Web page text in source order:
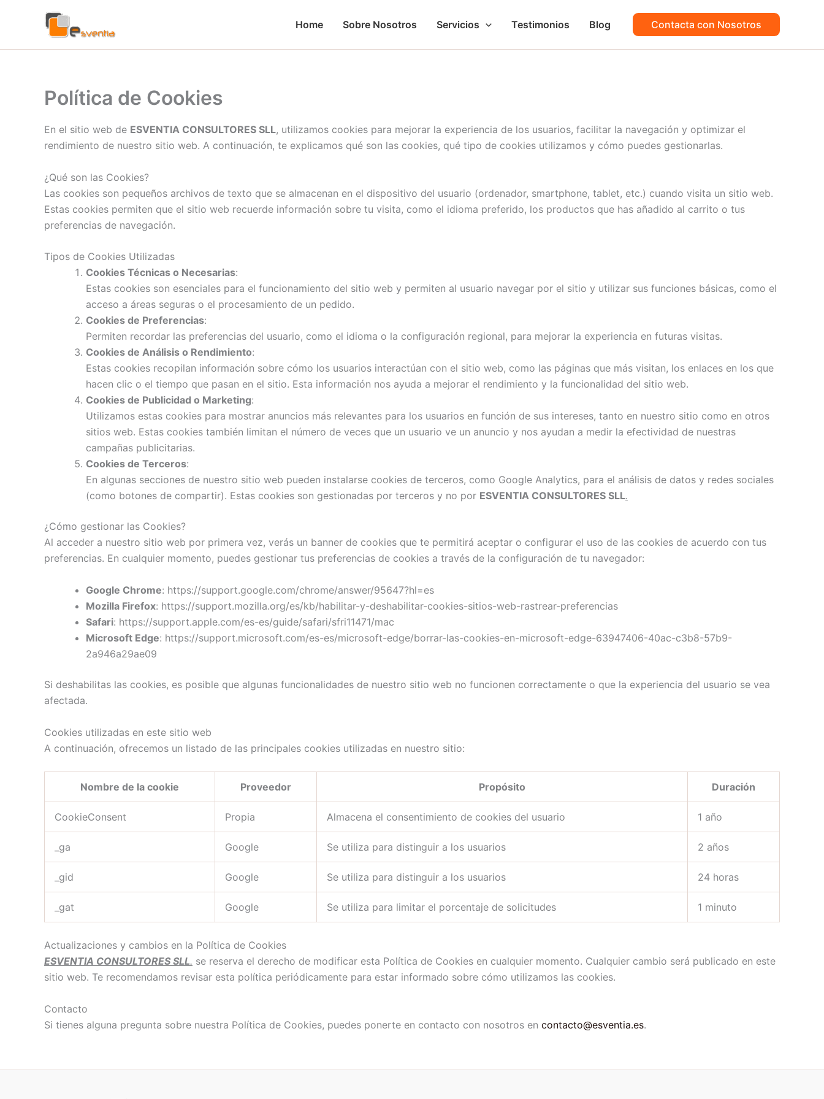
Home Sobre Nosotros Servicios Testimonios Blog Contacta con Nosotros
Política de Cookies
En el sitio web de ESVENTIA CONSULTORES SLL, utilizamos cookies para mejorar la experiencia de los usuarios, facilitar la navegación y optimizar el
rendimiento de nuestro sitio web. A continuación, te explicamos qué son las cookies, qué tipo de cookies utilizamos y cómo puedes gestionarlas.
¿Qué son las Cookies?
Las cookies son pequeños archivos de texto que se almacenan en el dispositivo del usuario (ordenador, smartphone, tablet, etc.) cuando visita un sitio web.
Estas cookies permiten que el sitio web recuerde información sobre tu visita, como el idioma preferido, los productos que has añadido al carrito o tus
preferencias de navegación.
Tipos de Cookies Utilizadas
Cookies Técnicas o Necesarias:
Estas cookies son esenciales para el funcionamiento del sitio web y permiten al usuario navegar por el sitio y utilizar sus funciones básicas, como el
acceso a áreas seguras o el procesamiento de un pedido.
Cookies de Preferencias:
Permiten recordar las preferencias del usuario, como el idioma o la configuración regional, para mejorar la experiencia en futuras visitas.
Cookies de Análisis o Rendimiento:
Estas cookies recopilan información sobre cómo los usuarios interactúan con el sitio web, como las páginas que más visitan, los enlaces en los que
hacen clic o el tiempo que pasan en el sitio. Esta información nos ayuda a mejorar el rendimiento y la funcionalidad del sitio web.
Cookies de Publicidad o Marketing:
Utilizamos estas cookies para mostrar anuncios más relevantes para los usuarios en función de sus intereses, tanto en nuestro sitio como en otros
sitios web. Estas cookies también limitan el número de veces que un usuario ve un anuncio y nos ayudan a medir la efectividad de nuestras
campañas publicitarias.
Cookies de Terceros:
En algunas secciones de nuestro sitio web pueden instalarse cookies de terceros, como Google Analytics, para el análisis de datos y redes sociales
(como botones de compartir). Estas cookies son gestionadas por terceros y no por ESVENTIA CONSULTORES SLL.
¿Cómo gestionar las Cookies?
Al acceder a nuestro sitio web por primera vez, verás un banner de cookies que te permitirá aceptar o configurar el uso de las cookies de acuerdo con tus
preferencias. En cualquier momento, puedes gestionar tus preferencias de cookies a través de la configuración de tu navegador:
Google Chrome: https://support.google.com/chrome/answer/95647?hl=es
Mozilla Firefox: https://support.mozilla.org/es/kb/habilitar-y-deshabilitar-cookies-sitios-web-rastrear-preferencias
Safari: https://support.apple.com/es-es/guide/safari/sfri11471/mac
Microsoft Edge: https://support.microsoft.com/es-es/microsoft-edge/borrar-las-cookies-en-microsoft-edge-63947406-40ac-c3b8-57b9-
2a946a29ae09
Si deshabilitas las cookies, es posible que algunas funcionalidades de nuestro sitio web no funcionen correctamente o que la experiencia del usuario se vea
afectada.
Cookies utilizadas en este sitio web
A continuación, ofrecemos un listado de las principales cookies utilizadas en nuestro sitio:
Nombre de la cookie Proveedor Propósito Duración
CookieConsent Propia Almacena el consentimiento de cookies del usuario 1 año
_ga Google Se utiliza para distinguir a los usuarios 2 años
_gid Google Se utiliza para distinguir a los usuarios 24 horas
_gat Google Se utiliza para limitar el porcentaje de solicitudes 1 minuto
Actualizaciones y cambios en la Política de Cookies
ESVENTIA CONSULTORES SLL. se reserva el derecho de modificar esta Política de Cookies en cualquier momento. Cualquier cambio será publicado en este
sitio web. Te recomendamos revisar esta política periódicamente para estar informado sobre cómo utilizamos las cookies.
Contacto
Si tienes alguna pregunta sobre nuestra Política de Cookies, puedes ponerte en contacto con nosotros en contacto@esventia.es.